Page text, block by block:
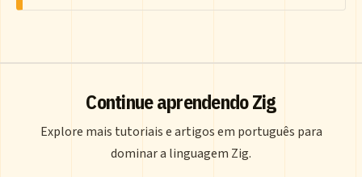
Continue aprendendo Zig
Explore mais tutoriais e artigos em português para
dominar a linguagem Zig.